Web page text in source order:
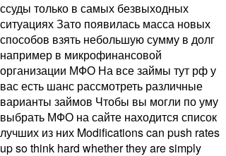
ссуды только в самых безвыходных
ситуациях Зато появилась масса новых
способов взять небольшую сумму в долг
например в микрофинансовой
организации МФО На все займы тут рф у
вас есть шанс рассмотреть различные
варианты займов Чтобы вы могли по уму
выбрать МФО на сайте находится список
лучших из них Modifications can push rates
up so think hard whether they are simply